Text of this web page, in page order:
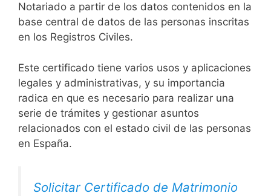
Notariado a partir de los datos contenidos en la
base central de datos de las personas inscritas
en los Registros Civiles.
Este certificado tiene varios usos y aplicaciones
legales y administrativas, y su importancia
radica en que es necesario para realizar una
serie de trámites y gestionar asuntos
relacionados con el estado civil de las personas
en España.
Solicitar Certificado de Matrimonio